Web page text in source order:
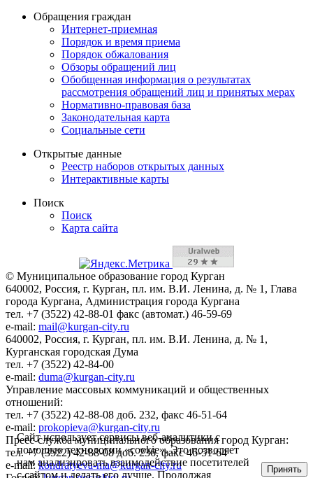
Обращения граждан
Интернет-приемная
Порядок и время приема
Порядок обжалования
Обзоры обращений лиц
Обобщенная информация о результатах
рассмотрения обращений лиц и принятых мерах
Нормативно-правовая база
Законодательная карта
Социальные сети
Открытые данные
Реестр наборов открытых данных
Интерактивные карты
Поиск
Поиск
Карта сайта
© Муниципальное образование город Курган
640002, Россия, г. Курган, пл. им. В.И. Ленина, д. № 1, Глава
города Кургана, Администрация города Кургана
тел. +7 (3522) 42-88-01 факс (автомат.) 46-59-69
e-mail: mail@kurgan-city.ru
640002, Россия, г. Курган, пл. им. В.И. Ленина, д. № 1,
Курганская городская Дума
тел. +7 (3522) 42-84-00
e-mail: duma@kurgan-city.ru
Управление массовых коммуникаций и общественных
отношений:
тел. +7 (3522) 42-88-08 доб. 232, факс 46-51-64
e-mail: prokopieva@kurgan-city.ru
Пресс-служба муниципального образования город Курган:
тел. +7 (3522) 42-88-08 доб. 236, факс 46-51-64
e-mail:kondratyeva-ma@kurgan-city.ru
Сайт использует сервисы веб-аналитики с
помощью технологии «cookie». Это позволяет
нам анализировать взаимодействие посетителей
с сайтом и делать его лучше. Продолжая
Принять